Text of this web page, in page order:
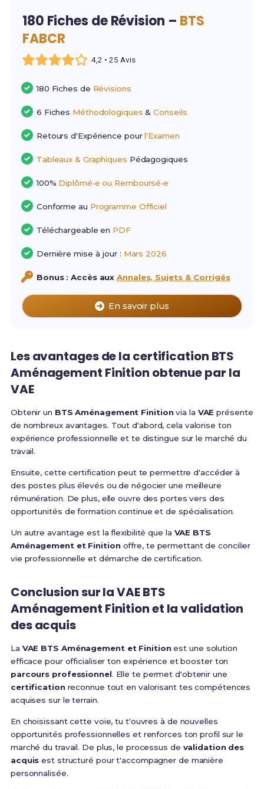
180 Fiches de Révision – BTS
FABCR
4,2 • 25 Avis
180 Fiches de Révisions
6 Fiches Méthodologiques &Conseils
Retours d'Expérience pourl'Examen
Tableaux & Graphiques Pédagogiques
100% Diplômé•e ou Remboursé•e
Conforme au Programme Officiel
Téléchargeable en PDF
Dernière mise à jour : Mars 2026
Bonus : Accès auxAnnales, Sujets & Corrigés
En savoir plus
Les avantages de la certification BTS
Aménagement Finition obtenue par la
VAE
Obtenir un BTS Aménagement Finitionvia la VAE présente
de nombreux avantages. Tout d'abord, cela valorise ton
expérience professionnelle et te distingue sur le marché du
travail.
Ensuite, cette certification peut te permettre d'accéder à
des postes plus élevés ou de négocier une meilleure
rémunération. De plus, elle ouvre des portes vers des
opportunités de formation continue et de spécialisation.
Un autre avantage est la flexibilité que la VAE BTS
Aménagement et Finitionoffre, te permettant de concilier
vie professionnelle et démarche de certification.
Conclusion sur laVAE BTS
Aménagement Finitionet lavalidation
des acquis
La VAE BTS Aménagement et Finitionest une solution
efficace pour officialiser ton expérience et booster ton
parcours professionnel. Elle te permet d'obtenir une
certificationreconnue tout en valorisant tes compétences
acquises sur le terrain.
En choisissant cette voie, tu t'ouvres à de nouvelles
opportunités professionnelles et renforces ton profil sur le
marché du travail. De plus, le processus de validation des
acquis est structuré pour t'accompagner de manière
personnalisée.